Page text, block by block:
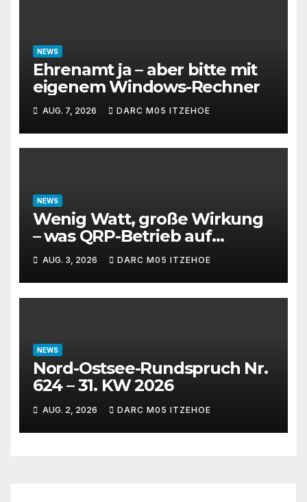
NEWS
Ehrenamt ja – aber bitte mit
eigenem Windows-Rechner
AUG. 7, 2026 DARC M05 ITZEHOE
NEWS
Wenig Watt, große Wirkung
– was QRP-Betrieb auf
Kurzwelle wirklich kann
AUG. 3, 2026 DARC M05 ITZEHOE
NEWS
Nord-Ostsee-Rundspruch Nr.
624 – 31. KW 2026
AUG. 2, 2026 DARC M05 ITZEHOE